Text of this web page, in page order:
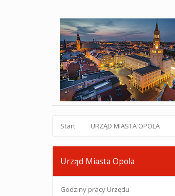
Start URZĄD MIASTA OPOLA
Urząd Miasta Opola
Godziny pracy Urzędu